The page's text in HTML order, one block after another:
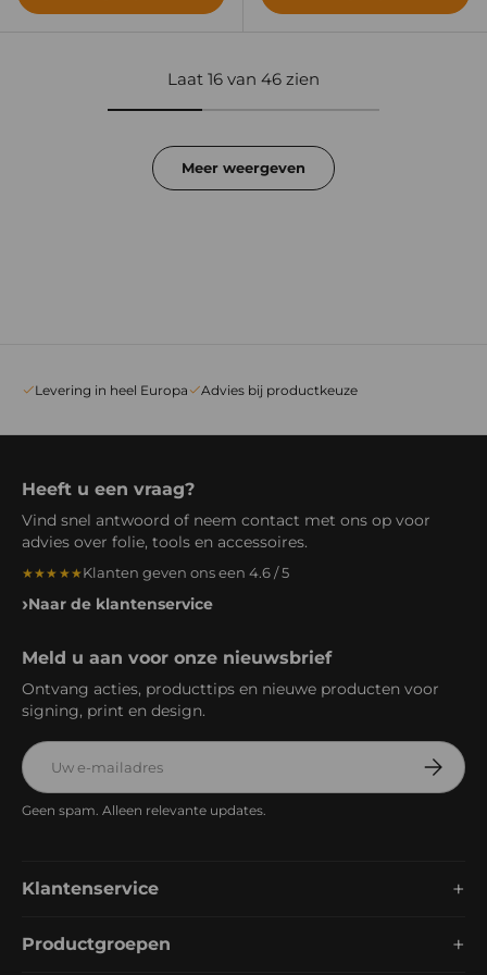
Laat 16 van 46 zien
Meer weergeven
Levering in heel Europa Advies bij productkeuze
Heeft u een vraag?
Vind snel antwoord of neem contact met ons op voor
advies over folie, tools en accessoires.
★★★★★Klanten geven ons een 4.6 / 5
Naar de klantenservice
Meld u aan voor onze nieuwsbrief
Ontvang acties, producttips en nieuwe producten voor
signing, print en design.
E-mailadres
Geen spam. Alleen relevante updates.
Klantenservice +
Productgroepen +